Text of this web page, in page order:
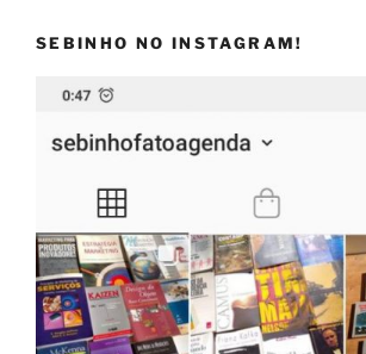
SEBINHO NO INSTAGRAM!